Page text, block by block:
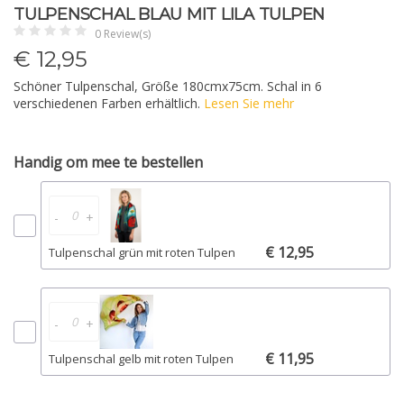
TULPENSCHAL BLAU MIT LILA TULPEN
0 Review(s)
€ 12,95
Schöner Tulpenschal, Größe 180cmx75cm. Schal in 6
verschiedenen Farben erhältlich. Lesen Sie mehr
Handig om mee te bestellen
- +
Tulpenschal grün mit roten Tulpen € 12,95
- +
Tulpenschal gelb mit roten Tulpen € 11,95